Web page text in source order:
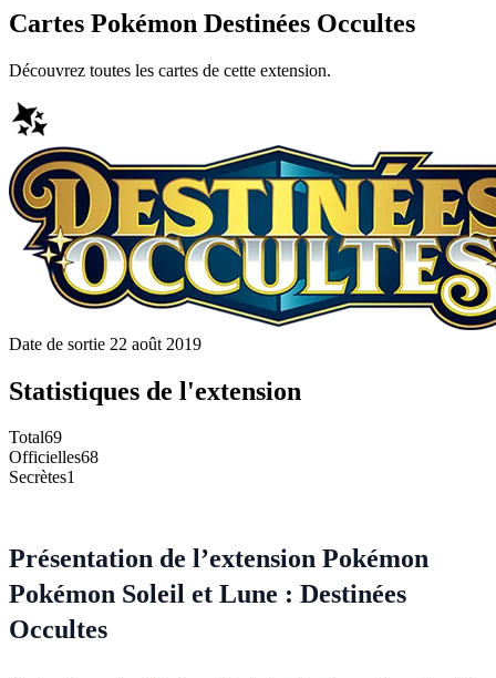
Cartes Pokémon Destinées Occultes
Découvrez toutes les cartes de cette extension.
Date de sortie 22 août 2019
Statistiques de l'extension
Total69
Officielles68
Secrètes1
Présentation de l’extension Pokémon
Pokémon Soleil et Lune : Destinées
Occultes